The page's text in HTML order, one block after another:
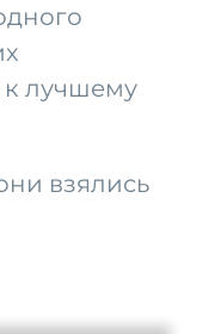
к лучшему
взялись